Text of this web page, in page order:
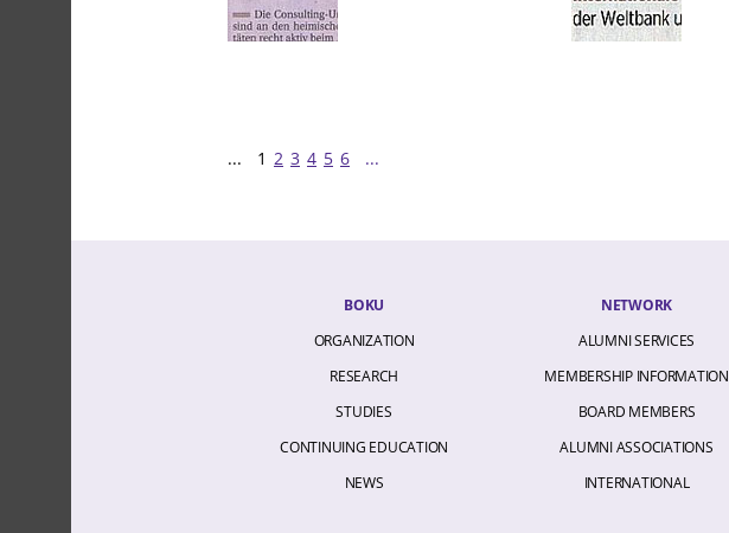
... 1 2 3 4 5 6 ...
BOKU
ORGANIZATION
RESEARCH
STUDIES
CONTINUING EDUCATION
NEWS
NETWORK
ALUMNI SERVICES
MEMBERSHIP INFORMATION
BOARD MEMBERS
ALUMNI ASSOCIATIONS
INTERNATIONAL